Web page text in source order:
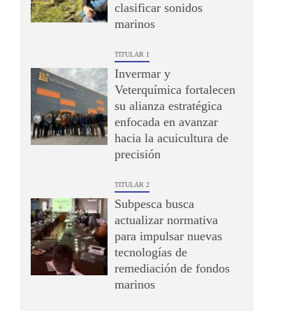
clasificar sonidos
marinos
TITULAR 1
Invermar y
Veterquímica fortalecen
su alianza estratégica
enfocada en avanzar
hacia la acuicultura de
precisión
TITULAR 2
Subpesca busca
actualizar normativa
para impulsar nuevas
tecnologías de
remediación de fondos
marinos